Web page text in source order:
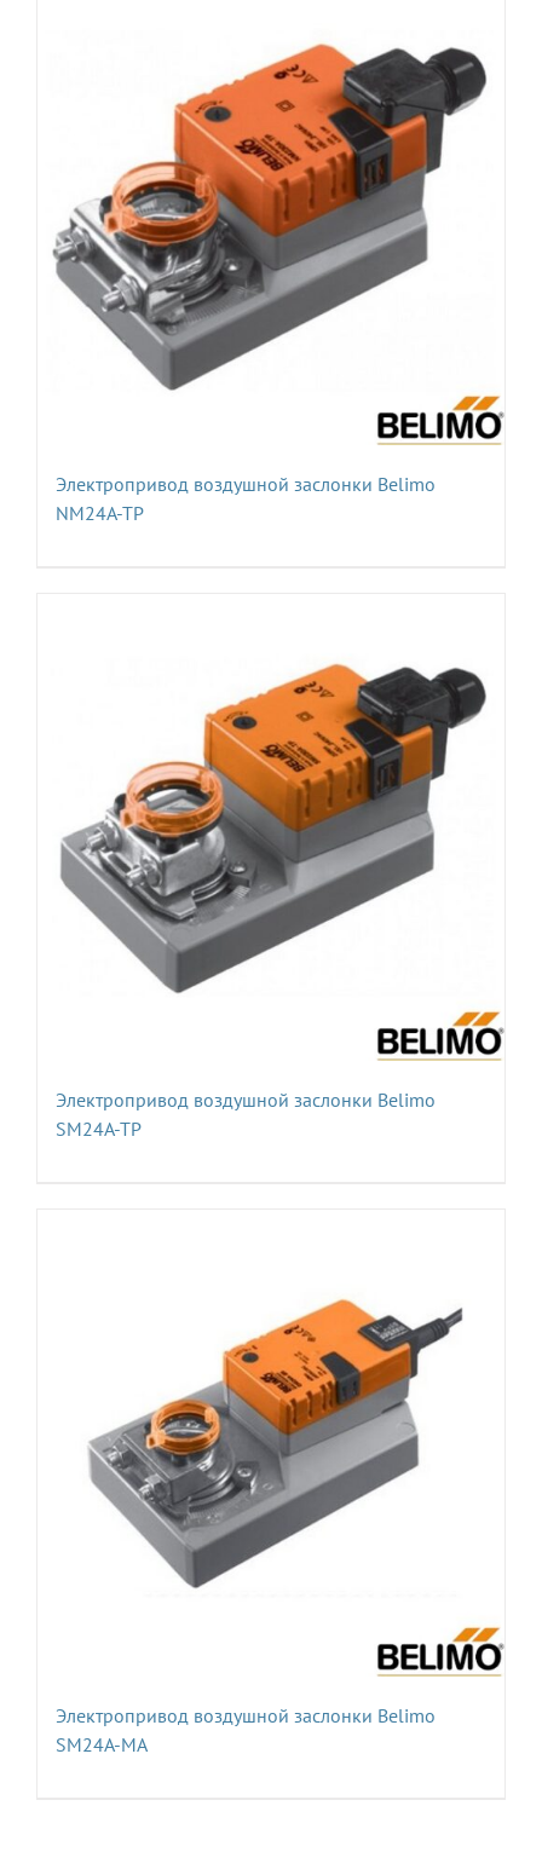
Электропривод воздушной заслонки Belimo
NM24A-TP
Электропривод воздушной заслонки Belimo
SM24A-TP
Электропривод воздушной заслонки Belimo
SM24A-MA